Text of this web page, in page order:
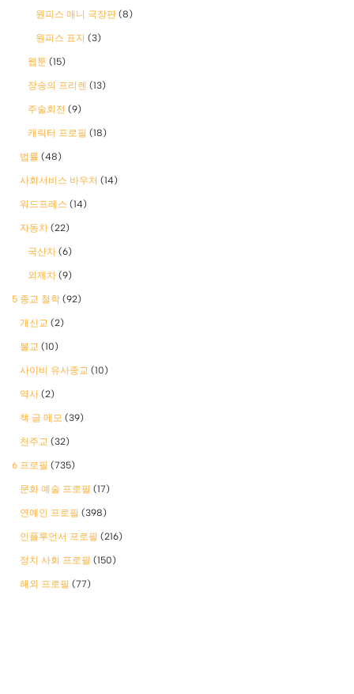
원피스 애니 극장판 (8)
원피스 표지 (3)
웹툰 (15)
장송의 프리렌 (13)
주술회전 (9)
캐릭터 프로필 (18)
법률 (48)
사회서비스 바우처 (14)
워드프레스 (14)
자동차 (22)
국산차 (6)
외제차 (9)
5 종교 철학 (92)
개신교 (2)
불교 (10)
사이비 유사종교 (10)
역사 (2)
책 글 메모 (39)
천주교 (32)
6 프로필 (735)
문화 예술 프로필 (17)
연예인 프로필 (398)
인플루언서 프로필 (216)
정치 사회 프로필 (150)
해외 프로필 (77)